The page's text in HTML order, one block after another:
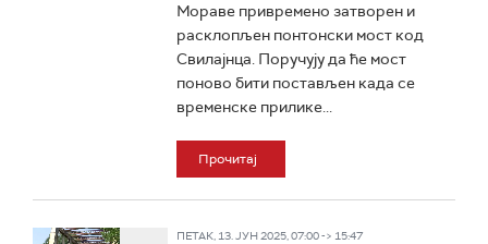
Мораве привремено затворен и
расклопљен понтонски мост код
Свилајнца. Поручују да ће мост
поново бити постављен када се
временске прилике...
Прочитај
ПЕТАК, 13. ЈУН 2025, 07:00 -> 15:47